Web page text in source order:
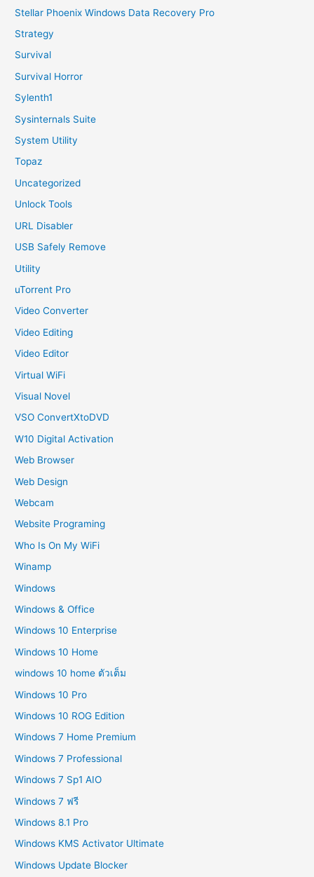
Stellar Phoenix Windows Data Recovery Pro
Strategy
Survival
Survival Horror
Sylenth1
Sysinternals Suite
System Utility
Topaz
Uncategorized
Unlock Tools
URL Disabler
USB Safely Remove
Utility
uTorrent Pro
Video Converter
Video Editing
Video Editor
Virtual WiFi
Visual Novel
VSO ConvertXtoDVD
W10 Digital Activation
Web Browser
Web Design
Webcam
Website Programing
Who Is On My WiFi
Winamp
Windows
Windows & Office
Windows 10 Enterprise
Windows 10 Home
windows 10 home ตัวเต็ม
Windows 10 Pro
Windows 10 ROG Edition
Windows 7 Home Premium
Windows 7 Professional
Windows 7 Sp1 AIO
Windows 7 ฟรี
Windows 8.1 Pro
Windows KMS Activator Ultimate
Windows Update Blocker